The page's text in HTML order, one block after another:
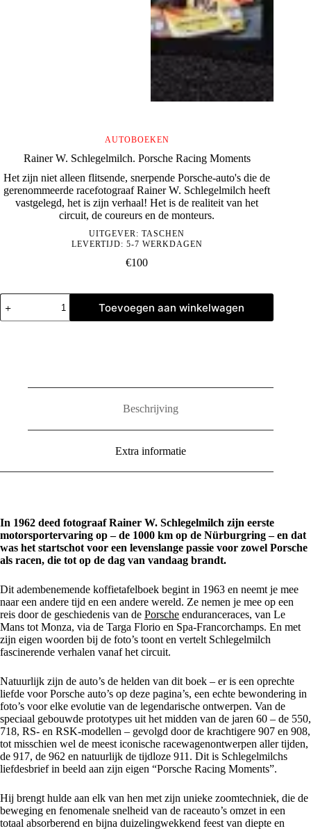
AUTOBOEKEN
Rainer W. Schlegelmilch. Porsche Racing Moments
Het zijn niet alleen flitsende, snerpende Porsche-auto's die de
gerenommeerde racefotograaf Rainer W. Schlegelmilch heeft
vastgelegd, het is zijn verhaal! Het is de realiteit van het
circuit, de coureurs en de monteurs.
UITGEVER:TASCHEN
LEVERTIJD: 5-7 WERKDAGEN
€100
Rainer
W.
Schlegelmilch.
Toevoegen aan winkelwagen
Beschrijving
Extra informatie
In 1962 deed fotograaf Rainer W. Schlegelmilch zijn eerste
motorsportervaring op – de 1000 km op de Nürburgring – en dat
was het startschot voor een levenslange passie voor zowel Porsche
als racen, die tot op de dag van vandaag brandt.
Dit adembenemende koffietafelboek begint in 1963 en neemt je mee
naar een andere tijd en een andere wereld. Ze nemen je mee op een
reis door de geschiedenis van de Porsche enduranceraces, van Le
Mans tot Monza, via de Targa Florio en Spa-Francorchamps. En met
zijn eigen woorden bij de foto’s toont en vertelt Schlegelmilch
fascinerende verhalen vanaf het circuit.
Natuurlijk zijn de auto’s de helden van dit boek – er is een oprechte
liefde voor Porsche auto’s op deze pagina’s, een echte bewondering in
foto’s voor elke evolutie van de legendarische ontwerpen. Van de
speciaal gebouwde prototypes uit het midden van de jaren 60 – de 550,
718, RS- en RSK-modellen – gevolgd door de krachtigere 907 en 908,
tot misschien wel de meest iconische racewagenontwerpen aller tijden,
de 917, de 962 en natuurlijk de tijdloze 911. Dit is Schlegelmilchs
liefdesbrief in beeld aan zijn eigen “Porsche Racing Moments”.
Hij brengt hulde aan elk van hen met zijn unieke zoomtechniek, die de
beweging en fenomenale snelheid van de raceauto’s omzet in een
totaal absorberend en bijna duizelingwekkend feest van diepte en